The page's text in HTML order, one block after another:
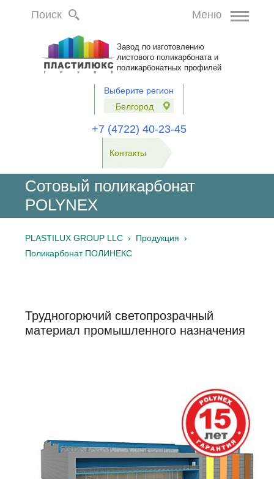
Меню
Поиск
Завод по изготовлению
листового поликарбоната и
поликарбонатных профилей
Выберите регион
Белгород
+7 (4722) 40-23-45
Контакты
Сотовый поликарбонат
POLYNEX
PLASTILUX GROUP LLC ›
Продукция ›
Поликарбонат ПОЛИНЕКС
Трудногорючий светопрозрачный
материал промышленного назначения